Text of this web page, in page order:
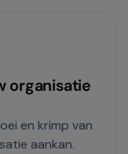
organisatie
en krimp van
aankan.